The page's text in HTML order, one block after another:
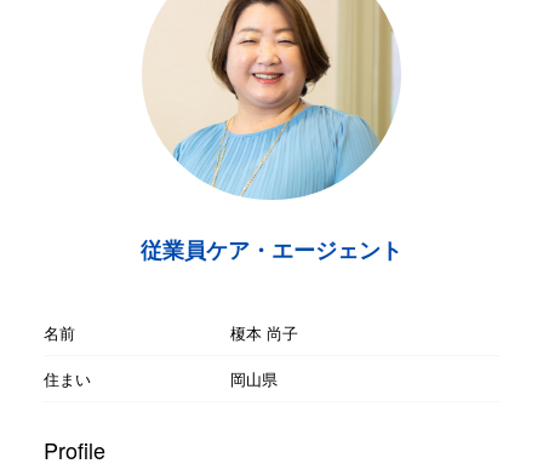
従業員ケア・エージェント
名前
榎本 尚子
住まい
岡山県
Profile